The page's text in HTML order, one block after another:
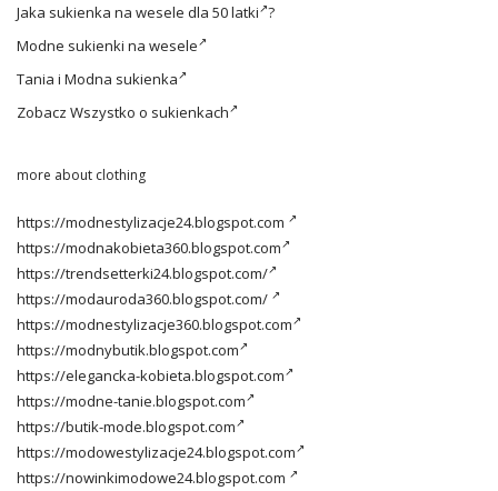
Jaka sukienka na wesele dla 50 latki ?
Modne sukienki na wesele
Tania i Modna sukienka
Zobacz Wszystko o sukienkach
more about clothing
https://modnestylizacje24.blogspot.com
https://modnakobieta360.blogspot.com
https://trendsetterki24.blogspot.com/
https://modauroda360.blogspot.com/
https://modnestylizacje360.blogspot.com
https://modnybutik.blogspot.com
https://elegancka-kobieta.blogspot.com
https://modne-tanie.blogspot.com
https://butik-mode.blogspot.com
https://modowestylizacje24.blogspot.com
https://nowinkimodowe24.blogspot.com